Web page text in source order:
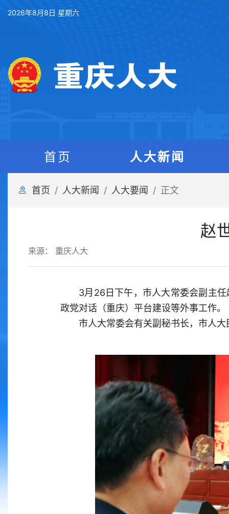
2026年8月8日 星期六
首页 人大新闻
首页 人大新闻 人大要闻 正文
赵
来源： 重庆人大
3月26日下午，市人大常委会副主
政党对话（重庆）平台建设等外事工作。
市人大常委会有关副秘书长，市人